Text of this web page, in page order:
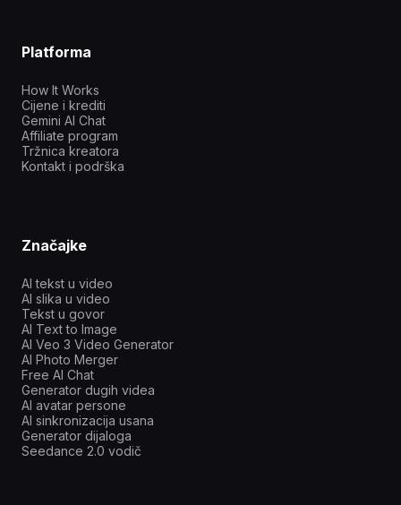
Platforma
How It Works
Cijene i krediti
Gemini AI Chat
Affiliate program
Tržnica kreatora
Kontakt i podrška
Značajke
AI tekst u video
AI slika u video
Tekst u govor
AI Text to Image
AI Veo 3 Video Generator
AI Photo Merger
Free AI Chat
Generator dugih videa
AI avatar persone
AI sinkronizacija usana
Generator dijaloga
Seedance 2.0 vodič